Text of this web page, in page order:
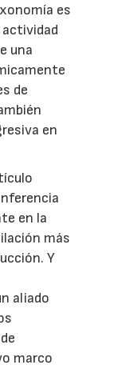
es
una
de
en
en la
más
Y
aliado
marco